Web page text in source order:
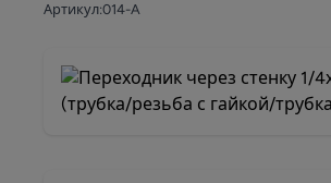
Артикул:014-A